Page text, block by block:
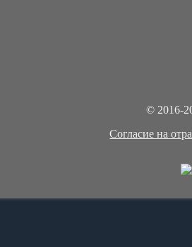
© 2016-
Cогласие на